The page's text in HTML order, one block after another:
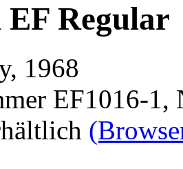
Regular
1968
EF1016-1,